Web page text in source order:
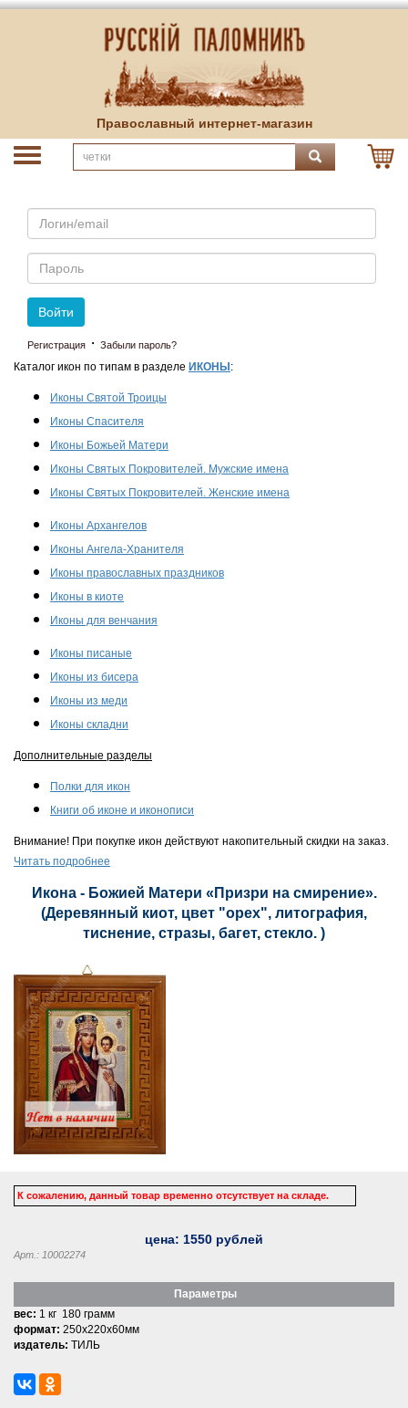
Православный интернет-магазин
Email
Пароль
Войти
Регистрация · Забыли пароль?
Каталог икон по типам в разделе ИКОНЫ :
Иконы Святой Троицы
Иконы Спасителя
Иконы Божьей Матери
Иконы Святых Покровителей. Мужские имена
Иконы Святых Покровителей. Женские имена
Иконы Архангелов
Иконы Ангела-Хранителя
Иконы православных праздников
Иконы в киоте
Иконы для венчания
Иконы писаные
Иконы из бисера
Иконы из меди
Иконы складни
Дополнительные разделы
Полки для икон
Книги об иконе и иконописи
Внимание! При покупке икон действуют накопительный скидки на заказ.
Читать подробнее
Икона - Божией Матери «Призри на смирение».
(Деревянный киот, цвет "орех", литография,
тиснение, стразы, багет, стекло. )
К сожалению, данный товар временно отсутствует на складе.
цена: 1550 рублей
Арт.: 10002274
Параметры
вес: 1 кг 180 грамм
формат: 250x220x60мм
издатель: ТИЛЬ